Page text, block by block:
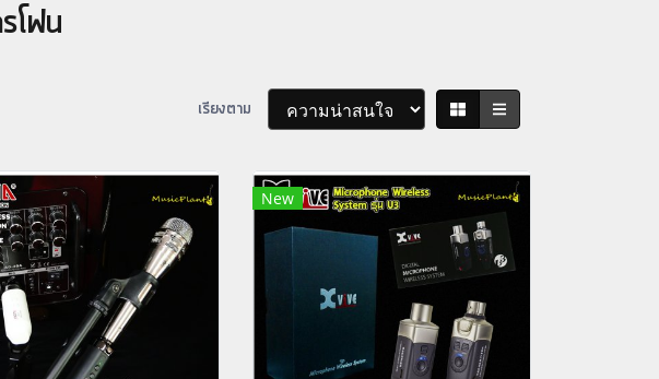
โฟน
เรียงตาม
New